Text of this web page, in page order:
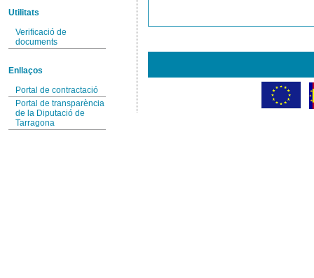
Utilitats
Verificació de
documents
Enllaços
Portal de contractació
Portal de transparència
de la Diputació de
Tarragona